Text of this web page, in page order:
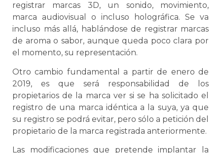
registrar marcas 3D, un sonido, movimiento,
marca audiovisual o incluso holográfica. Se va
incluso más allá, hablándose de registrar marcas
de aroma o sabor, aunque queda poco clara por
el momento, su representación.
Otro cambio fundamental a partir de enero de
2019, es que será responsabilidad de los
propietarios de la marca ver si se ha solicitado el
registro de una marca idéntica a la suya, ya que
su registro se podrá evitar, pero sólo a petición del
propietario de la marca registrada anteriormente.
Las modificaciones que pretende implantar la